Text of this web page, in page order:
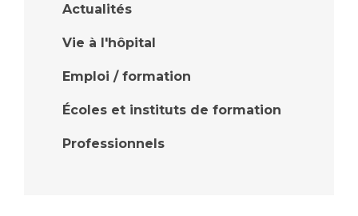
Actualités
Vie à l'hôpital
Emploi / formation
Écoles et instituts de formation
Professionnels